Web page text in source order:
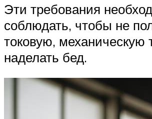
Эти требования
соблюдать, чтобы не
токовую, механическую
наделать бед.